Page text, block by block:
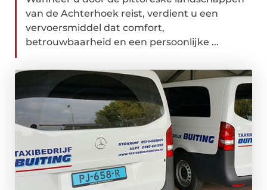
van de Achterhoek reist, verdient u een
vervoersmiddel dat comfort,
betrouwbaarheid en een persoonlijke ...